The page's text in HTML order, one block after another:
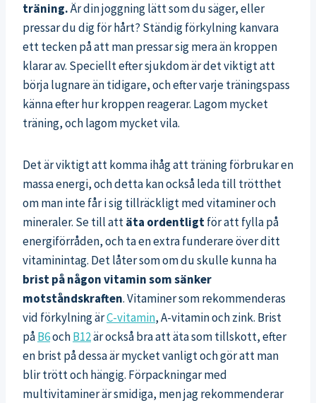
träning.Är din joggning lätt som du säger, eller
pressar du dig för hårt? Ständig förkylning kanvara
ett tecken på att man pressar sig mera än kroppen
klarar av. Speciellt efter sjukdom är det viktigt att
börja lugnare än tidigare, och efter varje träningspass
känna efter hur kroppen reagerar. Lagom mycket
träning, och lagom mycket vila.
Det är viktigt att komma ihåg att träning förbrukar en
massa energi, och detta kan också leda till trötthet
om man inte får i sig tillräckligt med vitaminer och
mineraler. Se till attäta ordentligtför att fylla på
energiförråden, och ta en extra funderare över ditt
vitaminintag. Det låter som om du skulle kunna ha
brist på någon vitamin som sänker
motståndskraften. Vitaminer som rekommenderas
vid förkylning ärC-vitamin, A-vitamin och zink. Brist
påB6ochB12är också bra att äta som tillskott, efter
en brist på dessa är mycket vanligt och gör att man
blir trött och hängig. Förpackningar med
multivitaminer är smidiga, men jag rekommenderar